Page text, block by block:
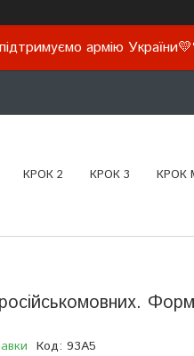
армію
КРОК 2 КРОК 3 КРОК
Код: 93А5